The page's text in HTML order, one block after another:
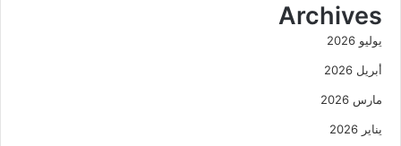
Archives
يوليو 2026
أبريل 2026
مارس 2026
يناير 2026